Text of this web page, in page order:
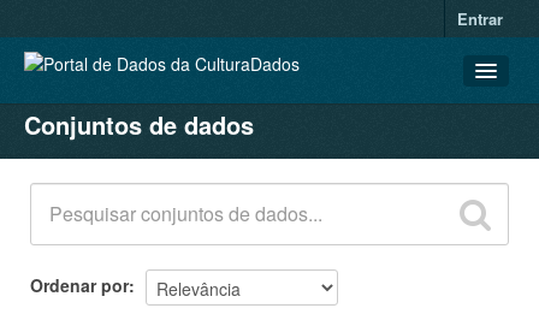
Entrar
CONJUNTOS DE DADOS
ORGANIZAÇÕES
GRUPOS
SOBRE
Conjuntos de dados
Ordenar por